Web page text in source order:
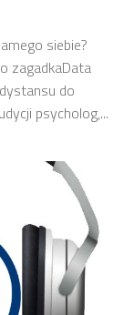
siebie?
zagadkaData
do
psycholog,...